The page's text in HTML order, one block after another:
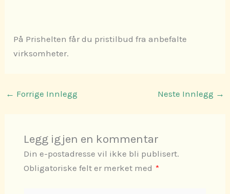
På Prishelten får du pristilbud fra anbefalte
virksomheter.
← Forrige Innlegg Neste Innlegg →
Legg igjen en kommentar
Din e-postadresse vil ikke bli publisert.
Obligatoriske felt er merket med *